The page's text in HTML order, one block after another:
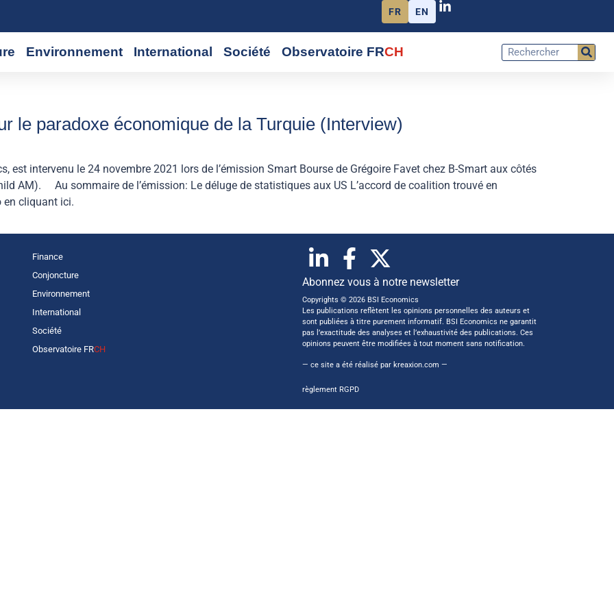
FR EN
Environnement International Société Observatoire FRCH
le paradoxe économique de la Turquie (Interview)
est intervenu le 24 novembre 2021 lors de l’émission Smart Bourse de Grégoire Favet chez B-Smart aux côtés
AM). Au sommaire de l’émission: Le déluge de statistiques aux US L’accord de coalition trouvé en
en cliquant ici.
Finance
Conjoncture
Environnement
International
Société
Observatoire FRCH
Abonnez vous à notre newsletter
Copyrights © 2026 BSI Economics
Les publications reflètent les opinions personnelles des auteurs et
sont publiées à titre purement informatif. BSI Economics ne garantit
pas l’exactitude des analyses et l’exhaustivité des publications. Ces
opinions peuvent être modifiées à tout moment sans notification.
— ce site a été réalisé par kreaxion.com —
règlement RGPD